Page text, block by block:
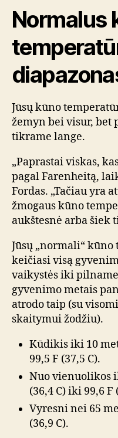
Normalus
Jūsų kūno
žemyn bei visur, bet
tikrame lange.
„Paprastai viskas,
pagal Farenheitą,
Fordas. „Tačiau yra
žmogaus kūno
aukštesnė arba šiek
Jūsų „normali“
keičiasi visą
vaikystės iki
gyvenimo metais
atrodo taip (su
skaitymui žodžiu).
Kūdikis iki 10
99,5 F (37,5 C).
Nuo vienuolikos
(36,4 C) iki 99,6 F
Vyresni nei 65
(36,9 C).